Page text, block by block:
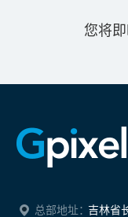
您将
总部地址：吉林省